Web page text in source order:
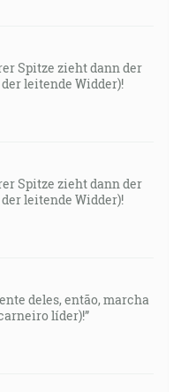
Spitze zieht dann der
leitende Widder)!
Spitze zieht dann der
leitende Widder)!
deles, então, marcha
líder)!”